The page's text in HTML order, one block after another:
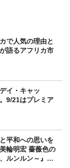
で人気の理由と
語るアフリカ市
イ・キャッ
9/21はプレミア
平和への思いを
輪明宏 薔薇色の
ルンルン～』